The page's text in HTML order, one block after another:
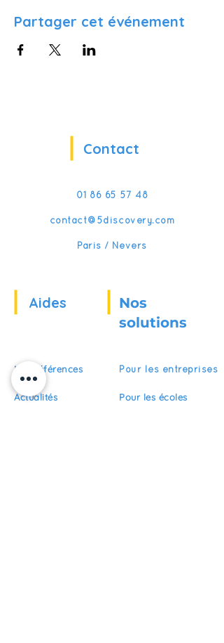
Partager cet événement
Contact
01 86 65 57 48
contact@5discovery.com
Paris / Nevers
Aides
Nos
solutions
Nos références
Actualités
Pour les entreprises
Pour les écoles